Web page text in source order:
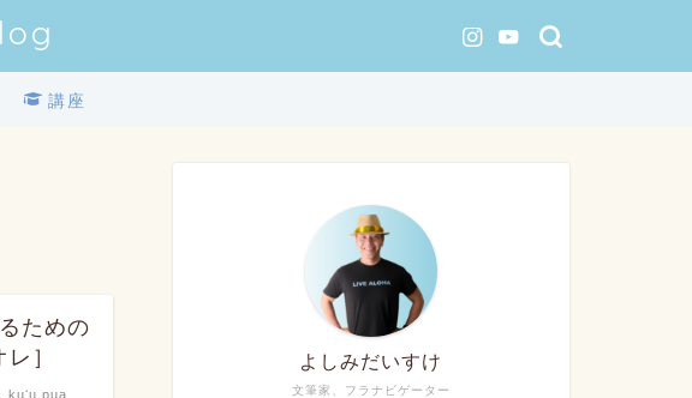
講座
ための
］
kuʻu pua
文筆家、フラナビゲーター
よしみだいすけ